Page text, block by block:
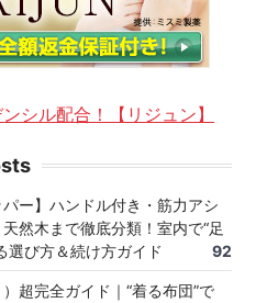
シル配合！【リジュン】
パー】ハンドル付き・筋力アシ
然木まで徹底分類！室内で“足
選び方＆続け方ガイド
92
超完全ガイド｜“着る布団”で